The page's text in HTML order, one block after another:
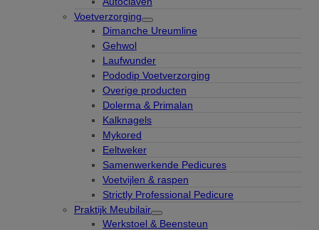
Voetverzorging
Dimanche Ureumline
Gehwol
Laufwunder
Pododip Voetverzorging
Overige producten
Dolerma & Primalan
Kalknagels
Mykored
Eeltweker
Samenwerkende Pedicures
Voetvijlen & raspen
Strictly Professional Pedicure
Praktijk Meubilair
Werkstoel & Beensteun